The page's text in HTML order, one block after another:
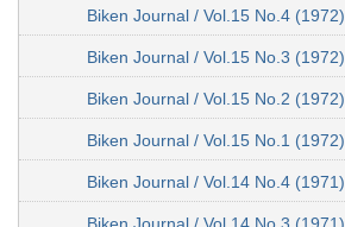
Biken Journal / Vol.15 No.4 (1972)
Biken Journal / Vol.15 No.3 (1972)
Biken Journal / Vol.15 No.2 (1972)
Biken Journal / Vol.15 No.1 (1972)
Biken Journal / Vol.14 No.4 (1971)